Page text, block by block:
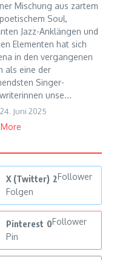
Mischung aus zartem
Soul,
Jazz-Anklängen und
Elementen hat sich
in den vergangenen
als eine der
Singer-
unse...
24. Juni 2025
X (Twitter) 2Follower
Folgen
Pinterest 0Follower
Pin